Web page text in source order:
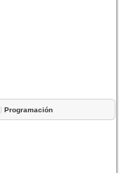
|Programación